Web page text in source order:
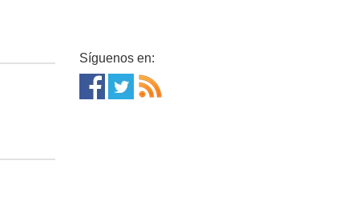
Síguenos en: